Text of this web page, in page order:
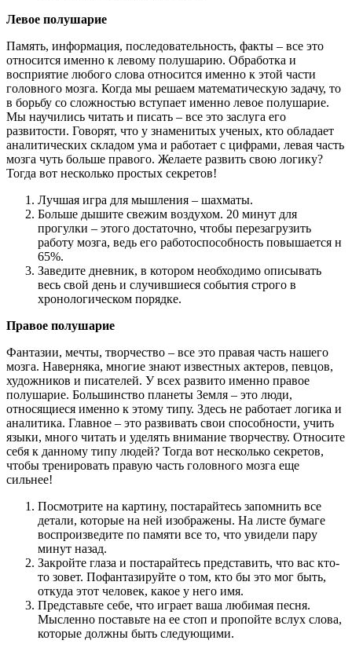
Левое полушарие
Память, информация, последовательность, факты – все это
относится именно к левому полушарию. Обработка и
восприятие любого слова относится именно к этой части
головного мозга. Когда мы решаем математическую задачу, то
в борьбу со сложностью вступает именно левое полушарие.
Мы научились читать и писать – все это заслуга его
развитости. Говорят, что у знаменитых ученых, кто обладает
аналитических складом ума и работает с цифрами, левая часть
мозга чуть больше правого. Желаете развить свою логику?
Тогда вот несколько простых секретов!
Лучшая игра для мышления – шахматы.
Больше дышите свежим воздухом. 20 минут для
прогулки – этого достаточно, чтобы перезагрузить
работу мозга, ведь его работоспособность повышается н
65%.
Заведите дневник, в котором необходимо описывать
весь свой день и случившиеся события строго в
хронологическом порядке.
Правое полушарие
Фантазии, мечты, творчество – все это правая часть нашего
мозга. Наверняка, многие знают известных актеров, певцов,
художников и писателей. У всех развито именно правое
полушарие. Большинство планеты Земля – это люди,
относящиеся именно к этому типу. Здесь не работает логика и
аналитика. Главное – это развивать свои способности, учить
языки, много читать и уделять внимание творчеству. Относите
себя к данному типу людей? Тогда вот несколько секретов,
чтобы тренировать правую часть головного мозга еще
сильнее!
Посмотрите на картину, постарайтесь запомнить все
детали, которые на ней изображены. На листе бумаге
воспроизведите по памяти все то, что увидели пару
минут назад.
Закройте глаза и постарайтесь представить, что вас кто-
то зовет. Пофантазируйте о том, кто бы это мог быть,
откуда этот человек, какое у него имя.
Представьте себе, что играет ваша любимая песня.
Мысленно поставьте на ее стоп и пропойте вслух слова,
которые должны быть следующими.